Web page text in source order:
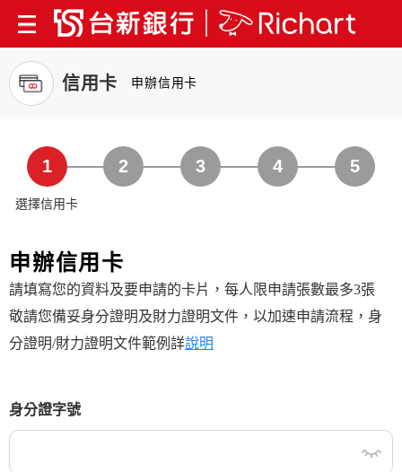
信用卡 申辦信用卡
1
選擇信用卡
2 3 4 5
申辦信用卡
請填寫您的資料及要申請的卡片，每人限申請張數最多3張
敬請您備妥身分證明及財力證明文件，以加速申請流程，身
分證明/財力證明文件範例詳說明
身分證字號